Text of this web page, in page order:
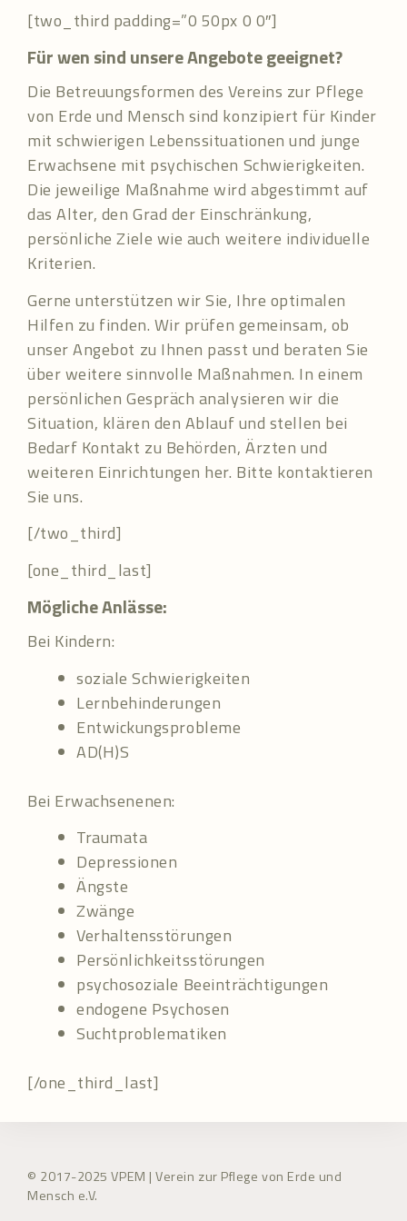
[two_third padding=”0 50px 0 0″]
Für wen sind unsere Angebote geeignet?
Die Betreuungsformen des Vereins zur Pflege
von Erde und Mensch sind konzipiert für Kinder
mit schwierigen Lebenssituationen und junge
Erwachsene mit psychischen Schwierigkeiten.
Die jeweilige Maßnahme wird abgestimmt auf
das Alter, den Grad der Einschränkung,
persönliche Ziele wie auch weitere individuelle
Kriterien.
Gerne unterstützen wir Sie, Ihre optimalen
Hilfen zu finden. Wir prüfen gemeinsam, ob
unser Angebot zu Ihnen passt und beraten Sie
über weitere sinnvolle Maßnahmen. In einem
persönlichen Gespräch analysieren wir die
Situation, klären den Ablauf und stellen bei
Bedarf Kontakt zu Behörden, Ärzten und
weiteren Einrichtungen her. Bitte kontaktieren
Sie uns.
[/two_third]
[one_third_last]
Mögliche Anlässe:
Bei Kindern:
soziale Schwierigkeiten
Lernbehinderungen
Entwickungsprobleme
AD(H)S
Bei Erwachsenenen:
Traumata
Depressionen
Ängste
Zwänge
Verhaltensstörungen
Persönlichkeitsstörungen
psychosoziale Beeinträchtigungen
endogene Psychosen
Suchtproblematiken
[/one_third_last]
© 2017-2025 VPEM | Verein zur Pflege von Erde und
Mensch e.V.